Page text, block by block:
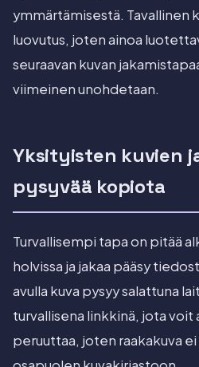
ymmärtämisestä. Tavallinen
luovutus, joten ainoa
seuraavan kuvan
viimeinen unohdetaan.
Yksityisten kuvien
pysyvää kopiota
Turvallisempi tapa on pitää
holvissa ja jakaa pääsy
avulla kuva pysyy salattuna
turvallisena linkkinä, jota voit
peruuttaa, joten raakakuva